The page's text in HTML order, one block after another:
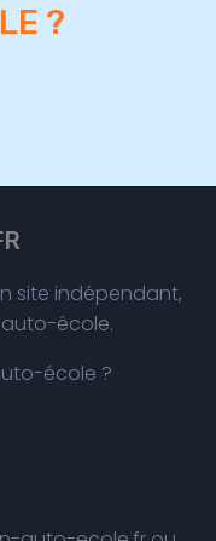
?
site indépendant,
école.
école ?